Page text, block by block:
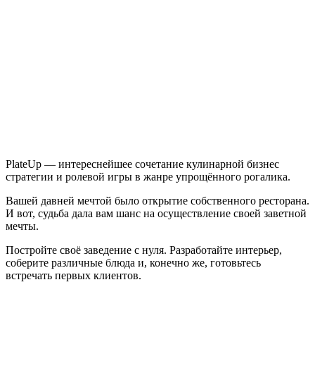
PlateUp — интереснейшее сочетание кулинарной бизнес
стратегии и ролевой игры в жанре упрощённого рогалика.
Вашей давней мечтой было открытие собственного ресторана.
И вот, судьба дала вам шанс на осуществление своей заветной
мечты.
Постройте своё заведение с нуля. Разработайте интерьер,
соберите различные блюда и, конечно же, готовьтесь
встречать первых клиентов.